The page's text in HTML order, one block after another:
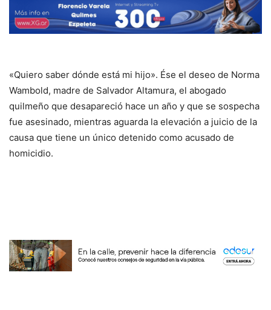
«Quiero saber dónde está mi hijo». Ése el deseo de Norma
Wambold, madre de Salvador Altamura, el abogado
quilmeño que desapareció hace un año y que se sospecha
fue asesinado, mientras aguarda la elevación a juicio de la
causa que tiene un único detenido como acusado de
homicidio.